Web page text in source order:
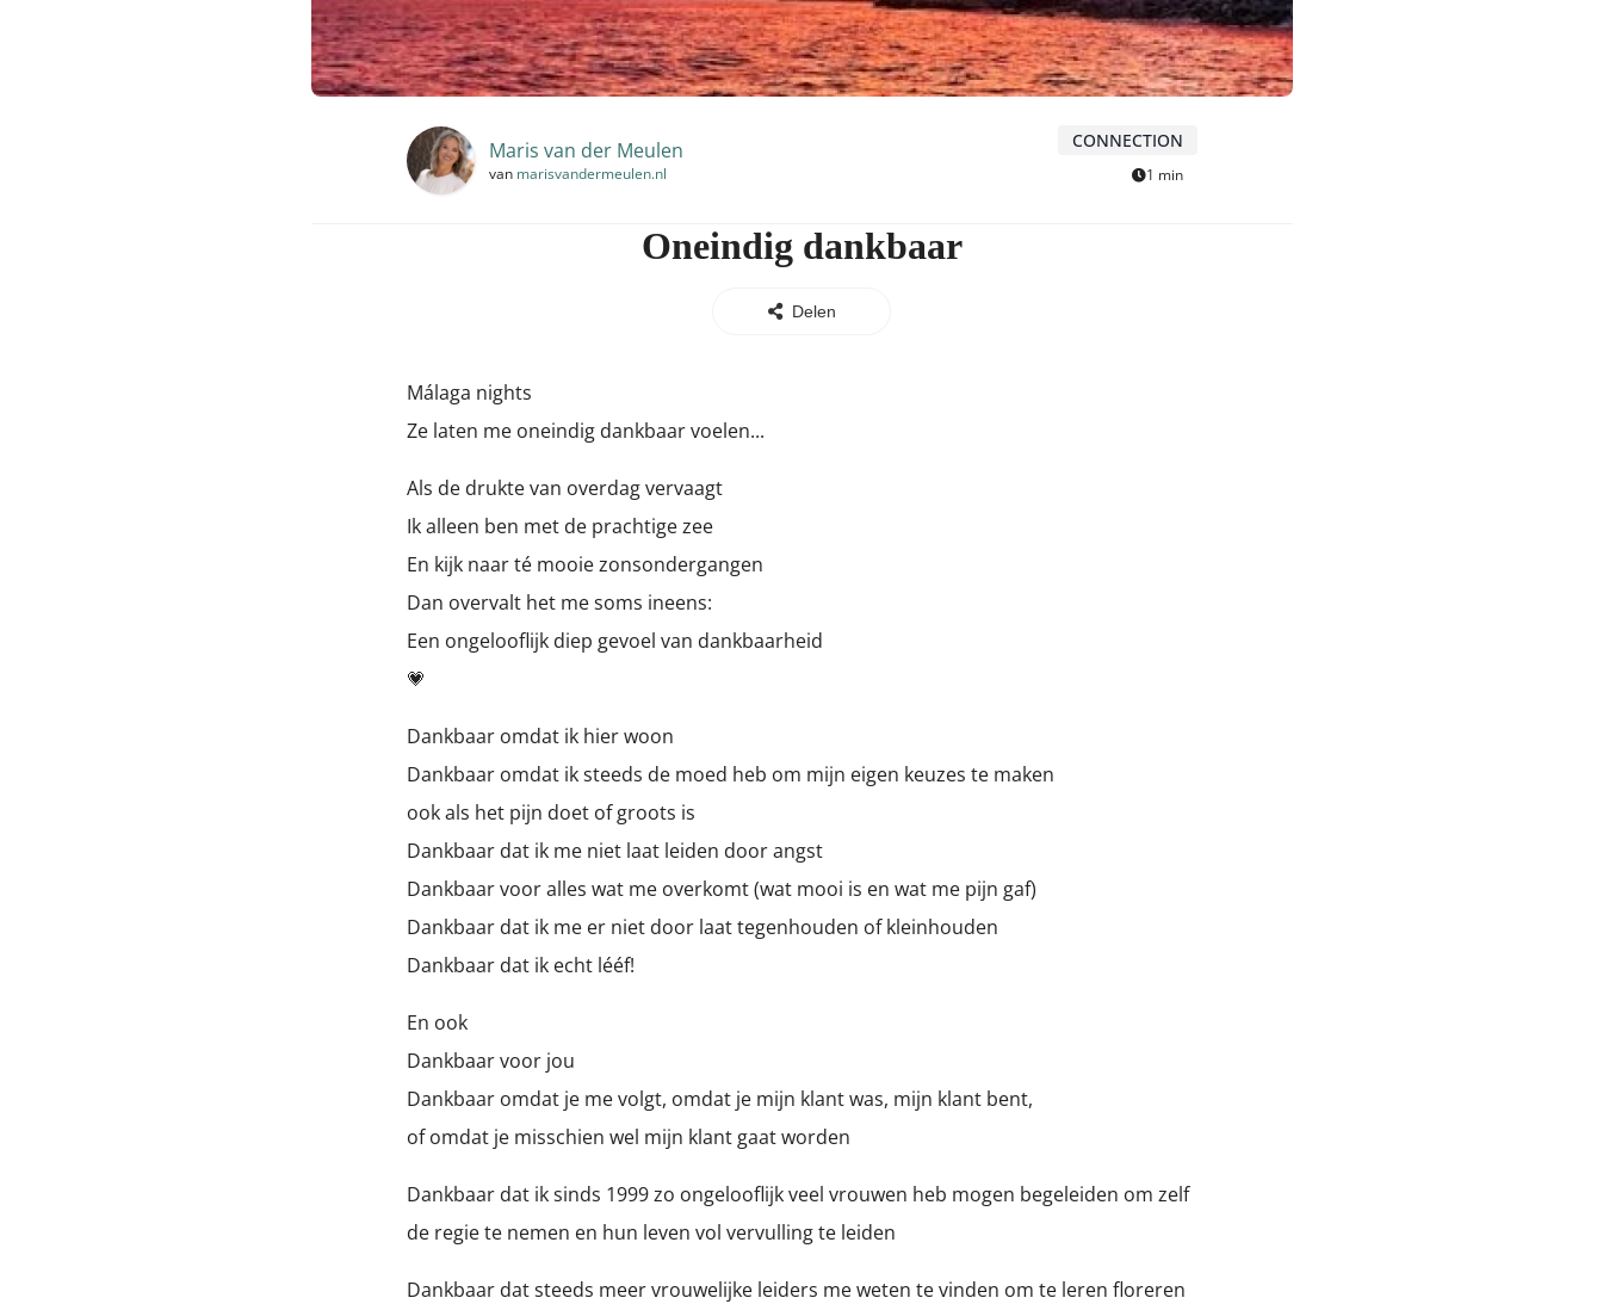
Maris van der Meulen
van marisvandermeulen.nl
CONNECTION
1 min
Oneindig dankbaar
Delen
Málaga nights
Ze laten me oneindig dankbaar voelen...
Als de drukte van overdag vervaagt
Ik alleen ben met de prachtige zee
En kijk naar té mooie zonsondergangen
Dan overvalt het me soms ineens:
Een ongelooflijk diep gevoel van dankbaarheid
💗
Dankbaar omdat ik hier woon
Dankbaar omdat ik steeds de moed heb om mijn eigen keuzes te maken
ook als het pijn doet of groots is
Dankbaar dat ik me niet laat leiden door angst
Dankbaar voor alles wat me overkomt (wat mooi is en wat me pijn gaf)
Dankbaar dat ik me er niet door laat tegenhouden of kleinhouden
Dankbaar dat ik echt lééf!
En ook
Dankbaar voor jou
Dankbaar omdat je me volgt, omdat je mijn klant was, mijn klant bent,
of omdat je misschien wel mijn klant gaat worden
Dankbaar dat ik sinds 1999 zo ongelooflijk veel vrouwen heb mogen begeleiden om zelf
de regie te nemen en hun leven vol vervulling te leiden
Dankbaar dat steeds meer vrouwelijke leiders me weten te vinden om te leren floreren